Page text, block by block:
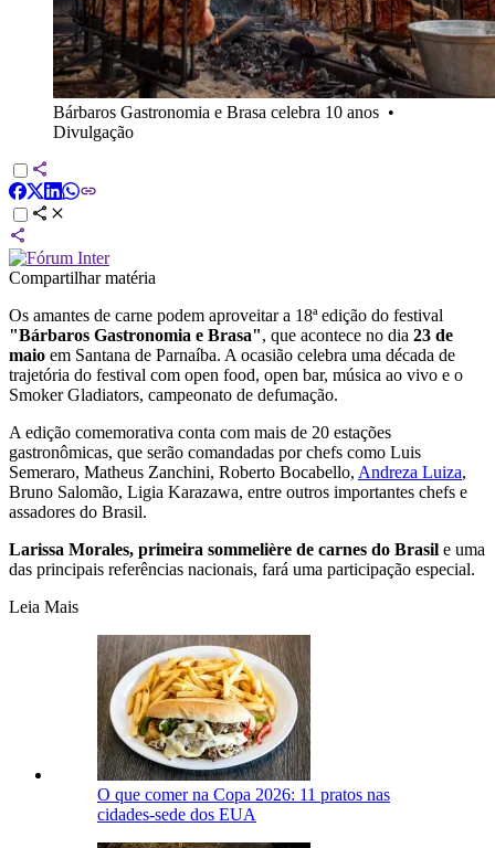
Bárbaros Gastronomia e Brasa celebra 10 anos •
Divulgação
Compartilhar matéria
Os amantes de carne podem aproveitar a 18ª edição do festival
"Bárbaros Gastronomia e Brasa", que acontece no dia 23 de
maio em Santana de Parnaíba. A ocasião celebra uma década de
trajetória do festival com open food, open bar, música ao vivo e o
Smoker Gladiators, campeonato de defumação.
A edição comemorativa conta com mais de 20 estações
gastronômicas, que serão comandadas por chefs como Luis
Semeraro, Matheus Zanchini, Roberto Bocabello, Andreza Luiza,
Bruno Salomão, Ligia Karazawa, entre outros importantes chefs e
assadores do Brasil.
Larissa Morales, primeira sommelière de carnes do Brasil e uma
das principais referências nacionais, fará uma participação especial.
Leia Mais
O que comer na Copa 2026: 11 pratos nas
cidades-sede dos EUA